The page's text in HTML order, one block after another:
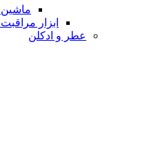
ابزار
عطر و ادکلن